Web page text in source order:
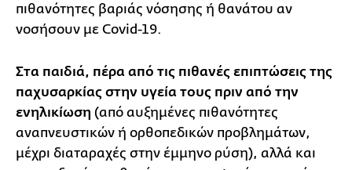
πιθανότητες βαριάς νόσησης ή θανάτου αν
νοσήσουν με Covid-19.
Στα παιδιά, πέρα από τις πιθανές επιπτώσεις της
παχυσαρκίας στην υγεία τους πριν από την
ενηλικίωση (από αυξημένες πιθανότητες
αναπνευστικών ή ορθοπεδικών προβλημάτων,
μέχρι διαταραχές στην έμμηνο ρύση), αλλά και